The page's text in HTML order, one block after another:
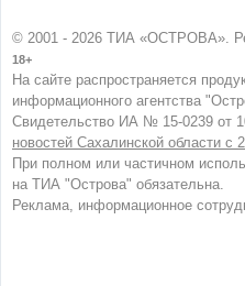
© 2001 - 2026 ТИА «ОСТРОВА».
18+
На сайте распространяется
информационного агентства
Свидетельство ИА № 15-0239 от
новостей Сахалинской области с
При полном или частичном
на ТИА "Острова" обязательна.
Реклама, информационное